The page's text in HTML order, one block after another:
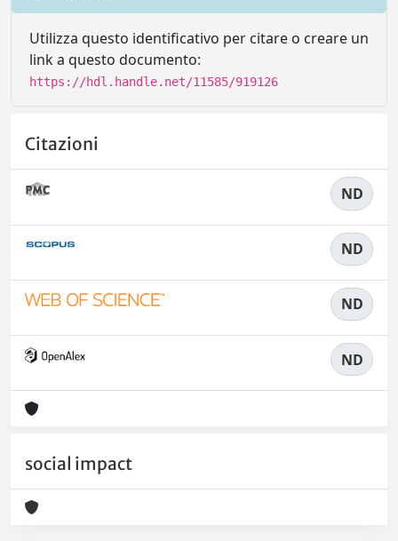
Utilizza questo identificativo per citare o creare un
link a questo documento:
https://hdl.handle.net/11585/919126
Citazioni
ND
ND
ND
ND
social impact